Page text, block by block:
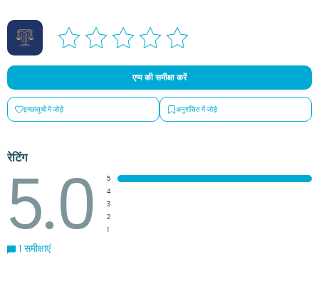
एप्प की समीक्षा करें
इच्छासूची में जोड़ें अनुशंसित में जोड़े
रेटिंग
5.0
5
4
3
2
1
1 समीक्षाएं